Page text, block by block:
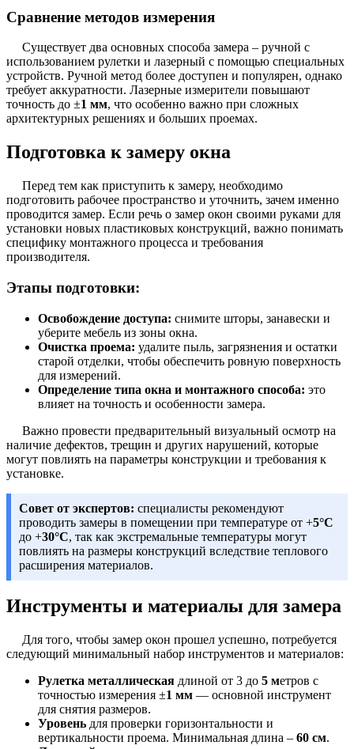
Сравнение методов измерения
Существует два основных способа замера – ручной с
использованием рулетки и лазерный с помощью специальных
устройств. Ручной метод более доступен и популярен, однако
требует аккуратности. Лазерные измерители повышают
точность до ±1 мм, что особенно важно при сложных
архитектурных решениях и больших проемах.
Подготовка к замеру окна
Перед тем как приступить к замеру, необходимо
подготовить рабочее пространство и уточнить, зачем именно
проводится замер. Если речь о замер окон своими руками для
установки новых пластиковых конструкций, важно понимать
специфику монтажного процесса и требования
производителя.
Этапы подготовки:
Освобождение доступа: снимите шторы, занавески и
уберите мебель из зоны окна.
Очистка проема: удалите пыль, загрязнения и остатки
старой отделки, чтобы обеспечить ровную поверхность
для измерений.
Определение типа окна и монтажного способа: это
влияет на точность и особенности замера.
Важно провести предварительный визуальный осмотр на
наличие дефектов, трещин и других нарушений, которые
могут повлиять на параметры конструкции и требования к
установке.
Совет от экспертов: специалисты рекомендуют
проводить замеры в помещении при температуре от +5°C
до +30°C, так как экстремальные температуры могут
повлиять на размеры конструкций вследствие теплового
расширения материалов.
Инструменты и материалы для замера
Для того, чтобы замер окон прошел успешно, потребуется
следующий минимальный набор инструментов и материалов:
Рулетка металлическая длиной от 3 до 5 метров с
точностью измерения ±1 мм — основной инструмент
для снятия размеров.
Уровень для проверки горизонтальности и
вертикальности проема. Минимальная длина – 60 см.